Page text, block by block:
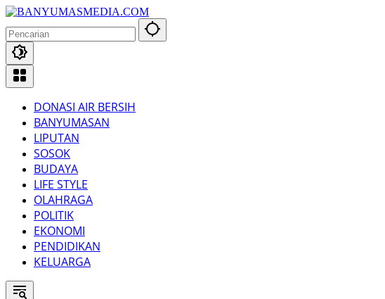
Langsung
konten
DONASI AIR BERSIH
BANYUMASAN
LIPUTAN
SOSOK
BUDAYA
LIFE STYLE
OLAHRAGA
POLITIK
EKONOMI
PENDIDIKAN
KELUARGA